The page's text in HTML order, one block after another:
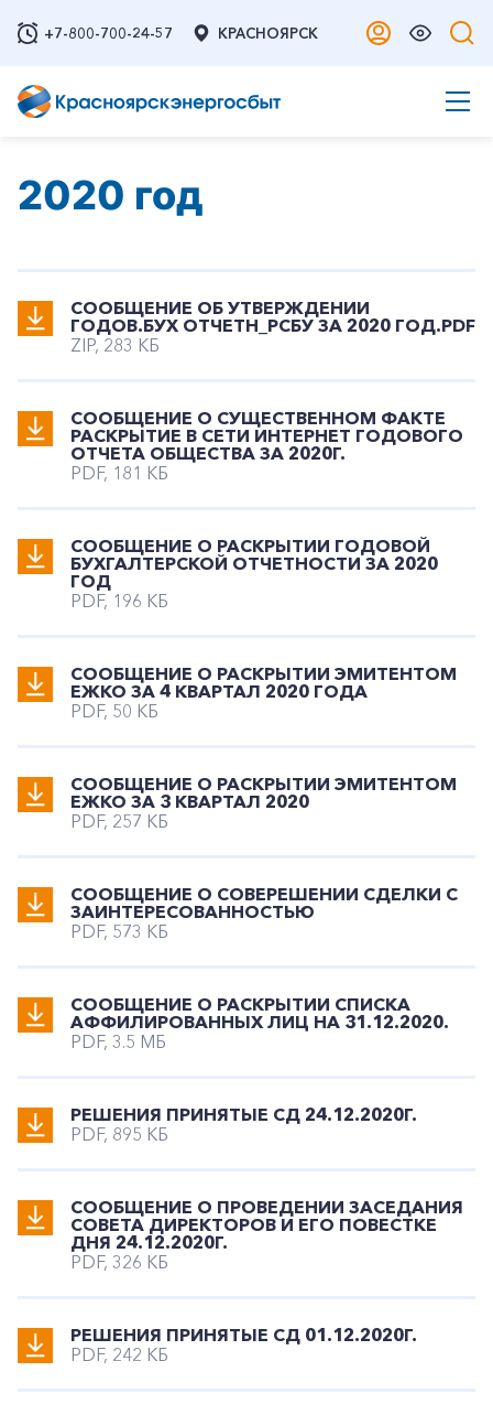
+7-800-700-24-57 КРАСНОЯРСК
2020 год
СООБЩЕНИЕ ОБ УТВЕРЖДЕНИИ
ГОДОВ.БУХ ОТЧЕТН_РСБУ ЗА 2020 ГОД.PDF
ZIP, 283 КБ
СООБЩЕНИЕ О СУЩЕСТВЕННОМ ФАКТЕ
РАСКРЫТИЕ В СЕТИ ИНТЕРНЕТ ГОДОВОГО
ОТЧЕТА ОБЩЕСТВА ЗА 2020Г.
PDF, 181 КБ
СООБЩЕНИЕ О РАСКРЫТИИ ГОДОВОЙ
БУХГАЛТЕРСКОЙ ОТЧЕТНОСТИ ЗА 2020
ГОД
PDF, 196 КБ
СООБЩЕНИЕ О РАСКРЫТИИ ЭМИТЕНТОМ
ЕЖКО ЗА 4 КВАРТАЛ 2020 ГОДА
PDF, 50 КБ
СООБЩЕНИЕ О РАСКРЫТИИ ЭМИТЕНТОМ
ЕЖКО ЗА 3 КВАРТАЛ 2020
PDF, 257 КБ
СООБЩЕНИЕ О СОВЕРЕШЕНИИ СДЕЛКИ С
ЗАИНТЕРЕСОВАННОСТЬЮ
PDF, 573 КБ
СООБЩЕНИЕ О РАСКРЫТИИ СПИСКА
АФФИЛИРОВАННЫХ ЛИЦ НА 31.12.2020.
PDF, 3.5 МБ
РЕШЕНИЯ ПРИНЯТЫЕ СД 24.12.2020Г.
PDF, 895 КБ
СООБЩЕНИЕ О ПРОВЕДЕНИИ ЗАСЕДАНИЯ
СОВЕТА ДИРЕКТОРОВ И ЕГО ПОВЕСТКЕ
ДНЯ 24.12.2020Г.
PDF, 326 КБ
РЕШЕНИЯ ПРИНЯТЫЕ СД 01.12.2020Г.
PDF, 242 КБ